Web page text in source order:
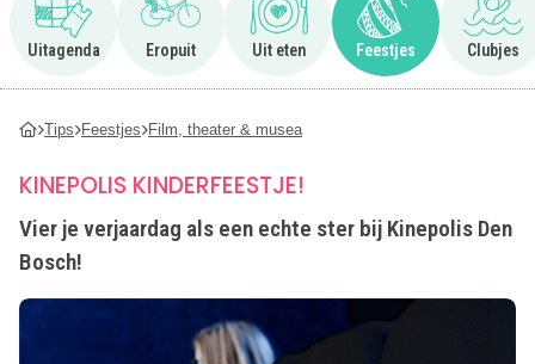
Uitagenda
Ga naar Uitagenda
Eropuit
Ga naar Eropuit
Uit eten
Ga naar Uit eten
Feestjes
Ga naar Feestjes
Clubjes
Ga
Tips Feestjes Film, theater & musea
KINEPOLIS KINDERFEESTJE!
Vier je verjaardag als een echte ster bij Kinepolis Den
Bosch!